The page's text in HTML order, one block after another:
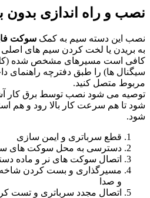
نصب و راه اندازی
نصب این دسته سیم به کمک سوکت
به بریدن یا لخت کردن سیم های
کافی است مسیرهای مشخص شده (کلید
سیگنال ها) را طبق دفترچه راهنمای
مربوط متصل کنید.
توصیه می شود نصب توسط برق کار
شود تا هم سرعت کار بالا رود و هم
شود.
قطع سرباتری و ایمن سازی
دسترسی به محل سوکت های
اتصال سوکت های نر و ماده
مسیرگذاری و بست کردن شاخه
و صدا
اتصال مجدد سرباتری و تست